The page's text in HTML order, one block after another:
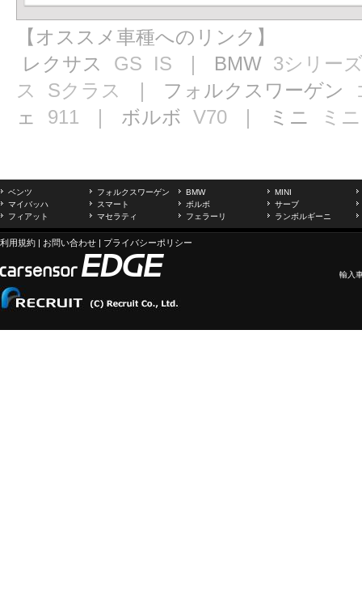
【オススメ車種へのリンク】
レクサス GS IS ｜ BMW 3シリー
ス
Sクラス ｜ フォルクスワーゲン
ェ 911 ｜ ボルボ V70 ｜ ミニ ミニ
ベンツ フォルクスワーゲン BMW
MINI
マイバッハ
スマート ボルボ
サーブ
フィアット
マセラティ フェラーリ ランボルギーニ
利用規約 | お問い合わせ | プライバシーポリシー
輸入